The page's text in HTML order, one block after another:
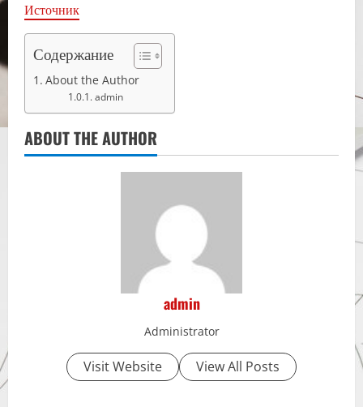
Источник
Содержание
About the Author
admin
ABOUT THE AUTHOR
admin
Administrator
Visit Website View All Posts